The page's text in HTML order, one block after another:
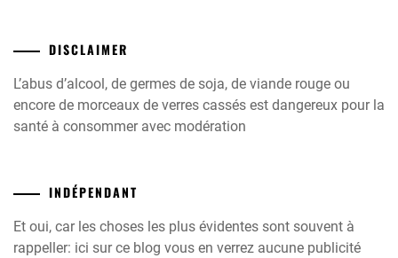
DISCLAIMER
L’abus d’alcool, de germes de soja, de viande rouge ou
encore de morceaux de verres cassés est dangereux pour la
santé à consommer avec modération
INDÉPENDANT
Et oui, car les choses les plus évidentes sont souvent à
rappeller: ici sur ce blog vous en verrez aucune publicité